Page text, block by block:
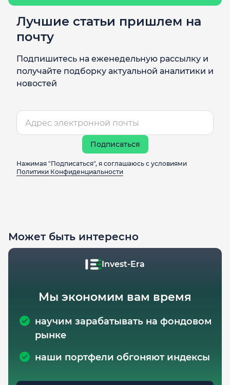
Лучшие статьи пришлем на
почту
Подпишитесь на еженедельную рассылку и
получайте подборку актуальной аналитики и
новостей
Подписаться
Нажимая "Подписаться", я соглашаюсь с условиями
Политики Конфиденциальности
Может быть интересно
Invest-Era
Мы экономим вам время
научим зарабатывать на фондовом
рынке
наши портфели обгоняют индексы